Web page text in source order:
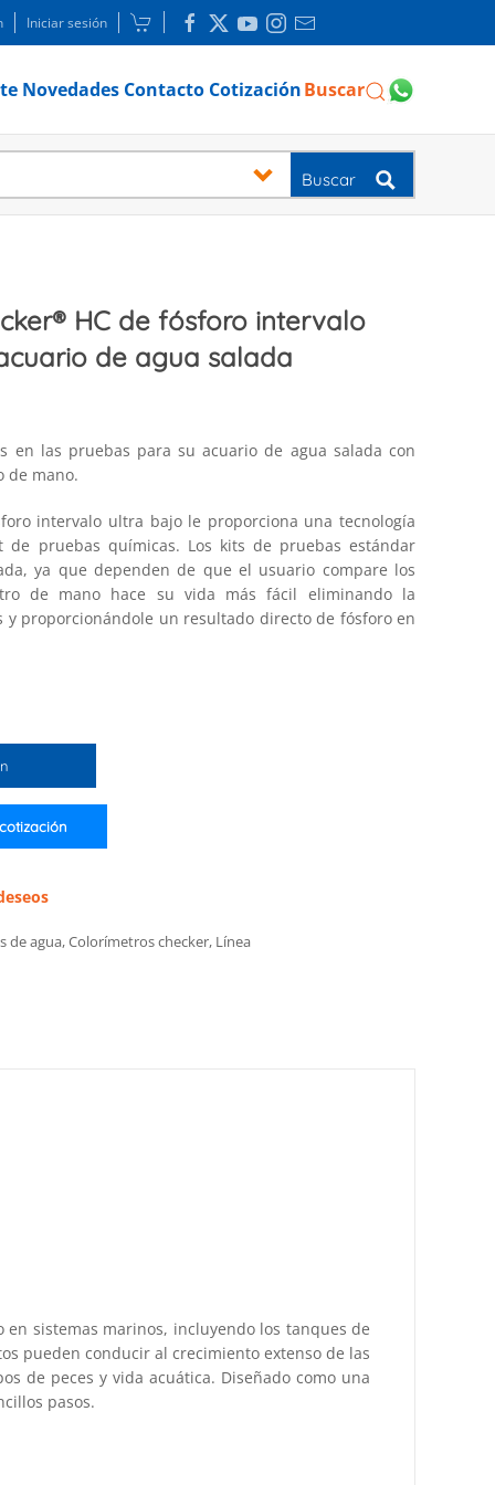
Iniciar sesión
Novedades Contacto CotizaciónBuscar
Buscar
HC de fósforo intervalo
de agua salada
en las pruebas para su acuario de agua salada con
de mano.
intervalo ultra bajo le proporciona una tecnología
pruebas químicas. Los kits de pruebas estándar
ya que dependen de que el usuario compare los
de mano hace su vida más fácil eliminando la
y proporcionándole un resultado directo de fósforo en
de agua,Colorímetros checker, Línea
sistemas marinos, incluyendo los tanques de
pueden conducir al crecimiento extenso de las
de peces y vida acuática. Diseñado como una
pasos.